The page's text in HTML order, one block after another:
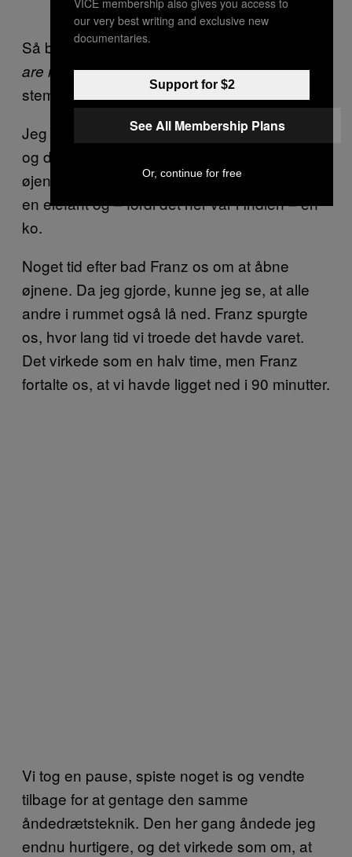
Så begyndte Franz at synge et mantra –
are made of love– men sunget med jodle-
stemme.
Jeg begyndte at kunne se fraktale mønstre
og dyreskikkelser, der formede sig bag mine
øjenlåger. Der var en ræv, noget der lignede
en elefant og – fordi det her var i Indien – en
ko.
Noget tid efter bad Franz os om at åbne
øjnene. Da jeg gjorde, kunne jeg se, at alle
andre i rummet også lå ned. Franz spurgte
os, hvor lang tid vi troede det havde varet.
Det virkede som en halv time, men Franz
fortalte os, at vi havde ligget ned i 90 minutter.
Vi tog en pause, spiste noget is og vendte
tilbage for at gentage den samme
åndedrætsteknik. Den her gang åndede jeg
endnu hurtigere, og det virkede som om, at
our very best writing and exclusive new
documentaries.
Support for $2
See All Membership Plans
Or, continue for free